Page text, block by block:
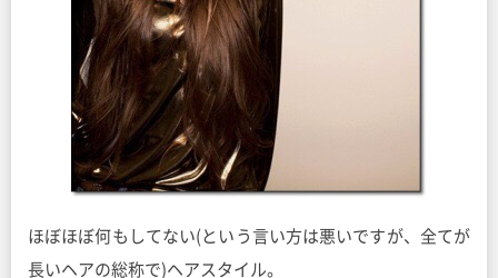
ほぼほぼ何もしてない(という言い方は悪いですが、全てが
長いヘアの総称で)ヘアスタイル。